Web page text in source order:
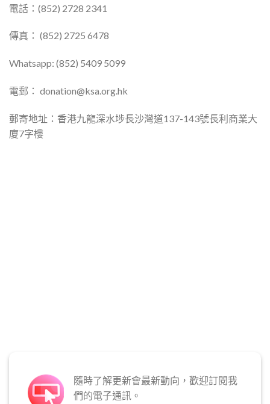
電話：(852) 2728 2341
傳真： (852) 2725 6478
Whatsapp: (852) 5409 5099
電郵： donation@ksa.org.hk
郵寄地址：香港九龍深水埗長沙灣道137-143號長利商業大
廈7字樓
隨時了解更新會最新動向，歡迎訂閱我
們的電子通訊。